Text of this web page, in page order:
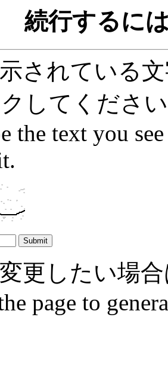
続行するに
されている
してくださ
the text you
更したい場
page to